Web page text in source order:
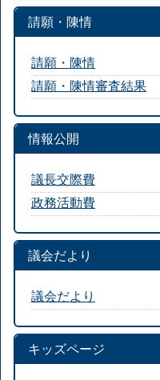
請願・陳情
請願・陳情
請願・陳情審査結果
情報公開
議長交際費
政務活動費
議会だより
議会だより
キッズページ